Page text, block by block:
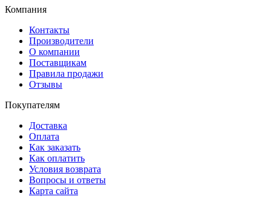
Компания
Контакты
Производители
О компании
Поставщикам
Правила продажи
Отзывы
Покупателям
Доставка
Оплата
Как заказать
Как оплатить
Условия возврата
Вопросы и ответы
Карта сайта